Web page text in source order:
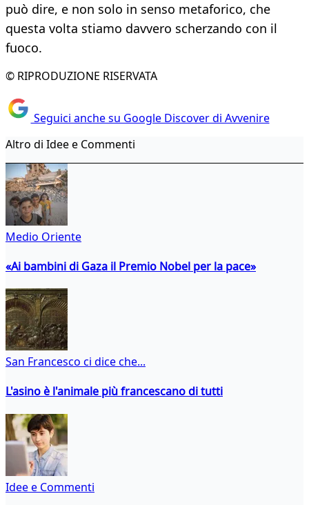
può dire, e non solo in senso metaforico, che
questa volta stiamo davvero scherzando con il
fuoco.
© RIPRODUZIONE RISERVATA
Seguici anche su Google Discover di Avvenire
Altro di Idee e Commenti
Medio Oriente
«Ai bambini di Gaza il Premio Nobel per la pace»
San Francesco ci dice che...
L'asino è l'animale più francescano di tutti
Idee e Commenti